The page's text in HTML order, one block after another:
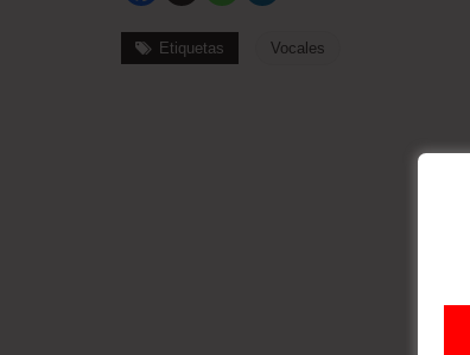
Etiquetas Vocales